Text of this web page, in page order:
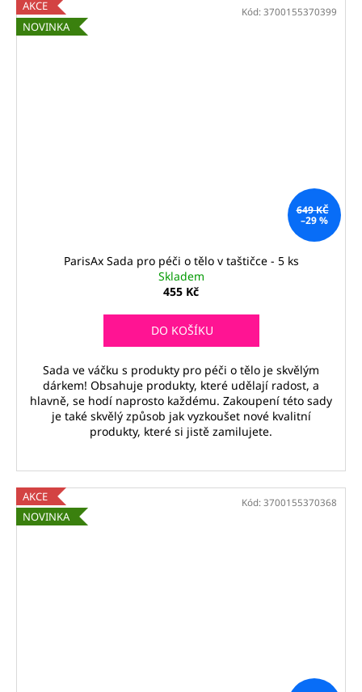
AKCE
NOVINKA
649 KČ
–29 %
ParisAx Sada pro péči o tělo v taštičce - 5 ks
Skladem
455 Kč
DO KOŠÍKU
Sada ve váčku s produkty pro péči o tělo je skvělým
dárkem! Obsahuje produkty, které udělají radost, a
hlavně, se hodí naprosto každému. Zakoupení této sady
je také skvělý způsob jak vyzkoušet nové kvalitní
produkty, které si jistě zamilujete.
Kód: 3700155370399
AKCE
NOVINKA
Kód: 3700155370368